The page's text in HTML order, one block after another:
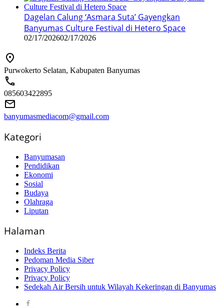
Dagelan Calung ‘Asmara Suta’ Gayengkan
Banyumas Culture Festival di Hetero Space
02/17/202602/17/2026
Purwokerto Selatan, Kabupaten Banyumas
085603422895
banyumasmediacom@gmail.com
Kategori
Banyumasan
Pendidikan
Ekonomi
Sosial
Budaya
Olahraga
Liputan
Halaman
Indeks Berita
Pedoman Media Siber
Privacy Policy
Privacy Policy
Sedekah Air Bersih untuk Wilayah Kekeringan di Banyumas